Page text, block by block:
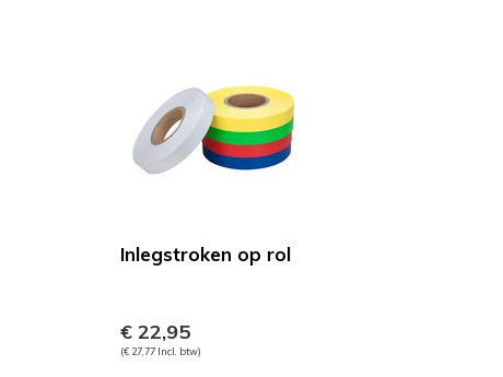
Inlegstroken op rol
€ 22,95
(€ 27,77 Incl. btw)